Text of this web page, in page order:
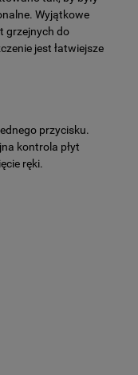
Wyjątkowe
grzejnych do
jest łatwiejsze
przycisku.
kontrola płyt
ręki.